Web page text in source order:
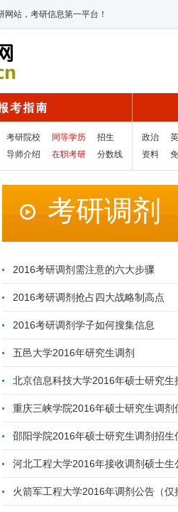
站，考研信息第一平台！
考研院校 同等学历
招生
导师介绍 在职考研 分数线
政治
资料
考研调剂
2016考研调剂需注意的六大步骤
2016考研调剂抢占四大战略制高点
2016考研调剂学子如何搜集信息
五邑大学2016年研究生调剂
北京信息科技大学2016年硕士研究生
重庆三峡学院2016年硕士研究生调剂
邵阳学院2016年硕士研究生调剂招生
河北工程大学2016年接收调剂硕士生
火箭军工程大学2016年调剂公告（仅